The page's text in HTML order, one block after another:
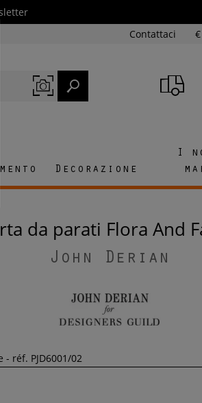
Contattaci
Decorazione
I
da parati Flora And
John Derian